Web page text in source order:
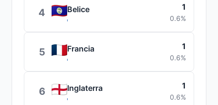
4 Belice 1
0.6%
5 Francia 1
0.6%
6 Inglaterra 1
0.6%